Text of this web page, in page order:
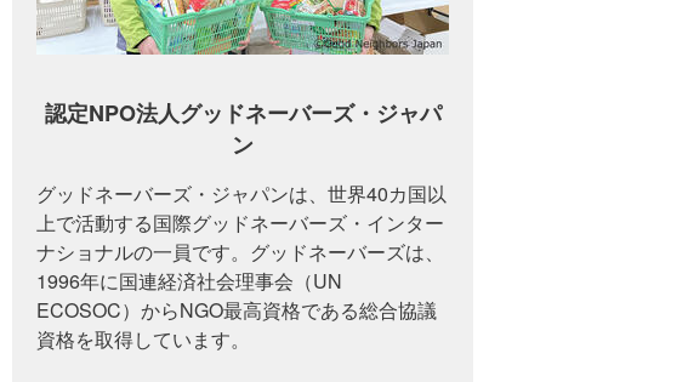
認定NPO法人グッドネーバーズ・ジャパ
ン
グッドネーバーズ・ジャパンは、世界40カ国以
上で活動する国際グッドネーバーズ・インター
ナショナルの一員です。グッドネーバーズは、
1996年に国連経済社会理事会（UN
ECOSOC）からNGO最高資格である総合協議
資格を取得しています。